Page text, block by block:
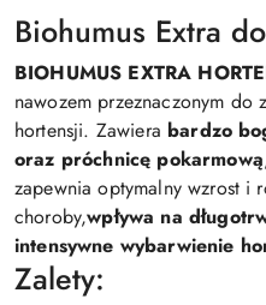
Biohumus Extra
BIOHUMUS EXTRA
nawozem przeznaczonym do
hortensji. Zawiera bardzo
oraz próchnicę pokarmową
zapewnia optymalny wzrost i
choroby,wpływa na
intensywne wybarwienie
Zalety: